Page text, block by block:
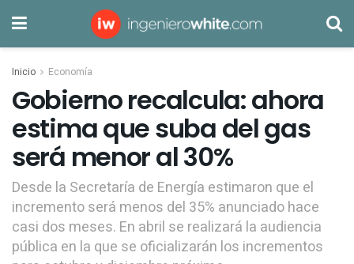
Inicio Economía
Gobierno recalcula: ahora
estima que suba del gas
será menor al 30%
Desde la Secretaría de Energía estimaron que el
incremento será menos del 35% anunciado hace
casi dos meses. En abril se realizará la audiencia
pública en la que se oficializarán los incrementos